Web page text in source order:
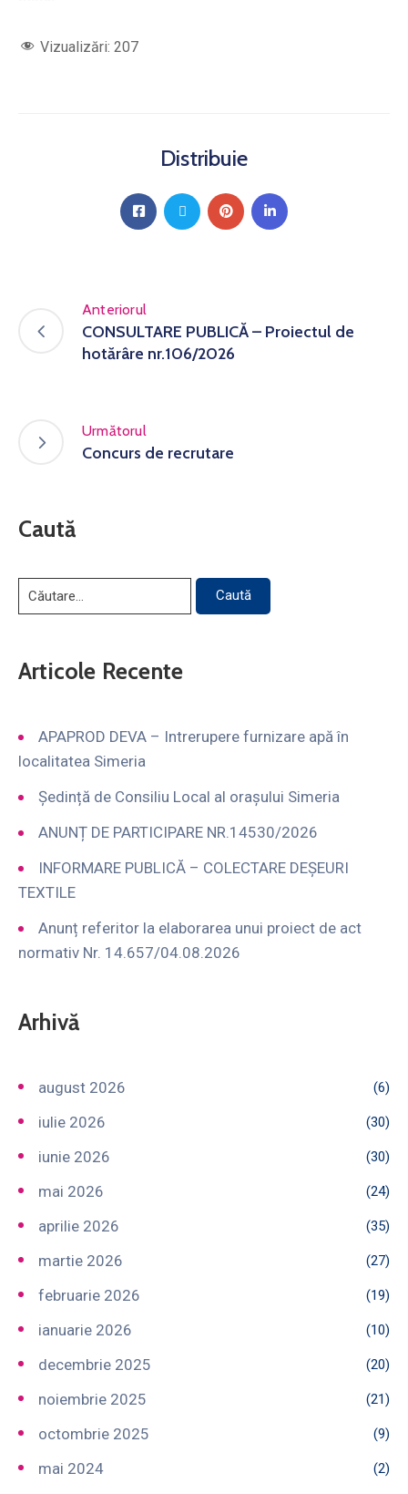
Vizualizări: 207
Distribuie
Anteriorul
CONSULTARE PUBLICĂ – Proiectul de
hotărâre nr.106/2026
Următorul
Concurs de recrutare
Caută
Articole Recente
APAPROD DEVA – Intrerupere furnizare apă în
localitatea Simeria
Ședință de Consiliu Local al orașului Simeria
ANUNȚ DE PARTICIPARE NR.14530/2026
INFORMARE PUBLICĂ – COLECTARE DEȘEURI
TEXTILE
Anunț referitor la elaborarea unui proiect de act
normativ Nr. 14.657/04.08.2026
Arhivă
august 2026 (6)
iulie 2026 (30)
iunie 2026 (30)
mai 2026 (24)
aprilie 2026 (35)
martie 2026 (27)
februarie 2026 (19)
ianuarie 2026 (10)
decembrie 2025 (20)
noiembrie 2025 (21)
octombrie 2025 (9)
mai 2024 (2)